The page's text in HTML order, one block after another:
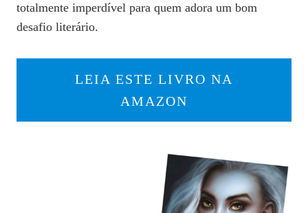
totalmente imperdível para quem adora um bom
desafio literário.
LEIA ESTE LIVRO NA
AMAZON